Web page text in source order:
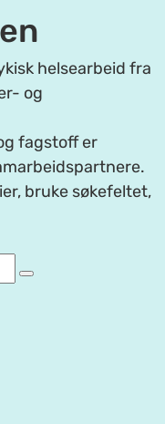
helsearbeid fra
og
fagstoff er
bruke søkefeltet,